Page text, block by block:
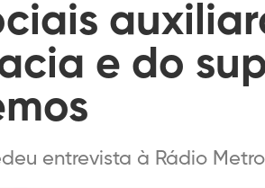
e do
entrevista à Rádio